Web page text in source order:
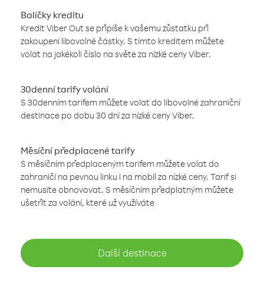
Balíčky kreditu
Kredit Viber Out se připíše k vašemu zůstatku při
zakoupení libovolné částky. S tímto kreditem můžete
volat na jakékoli číslo na světe za nízké ceny Viber.
30denní tarify volání
S 30denním tarifem můžete volat do libovolné zahraniční
destinace po dobu 30 dní za nízké ceny Viber.
Měsíční předplacené tarify
S měsíčním předplaceným tarifem můžete volat do
zahraničí na pevnou linku i na mobil za nízké ceny. Tarif si
nemusíte obnovovat. S měsíčním předplatným můžete
ušetřit za volání, které už využíváte
Další destinace